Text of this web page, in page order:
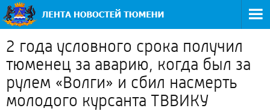
2 года условного срока получил
тюменец за аварию, когда был за
рулем «Волги» и сбил насмерть
молодого курсанта ТВВИКУ